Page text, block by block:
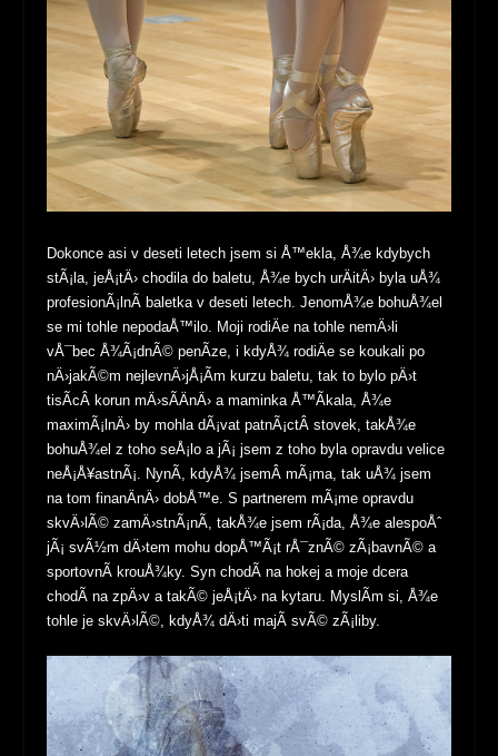
Dokonce asi v deseti letech jsem si Å™ekla, Å¾e kdybych
stÃ¡la, jeÅ¡tÄ› chodila do baletu, Å¾e bych urÄitÄ› byla uÅ¾
profesionÃ¡lnÃ­ baletka v deseti letech. JenomÅ¾e bohuÅ¾el
se mi tohle nepodaÅ™ilo. Moji rodiÄe na tohle nemÄ›li
vÅ¯bec Å¾Ã¡dnÃ© penÃ­ze, i kdyÅ¾ rodiÄe se koukali po
nÄ›jakÃ©m nejlevnÄ›jÅ¡Ã­m kurzu baletu, tak to bylo pÄ›t
tisÃ­cÂ korun mÄ›sÃ­ÄnÄ› a maminka Å™Ã­kala, Å¾e
maximÃ¡lnÄ› by mohla dÃ¡vat patnÃ¡ctÂ stovek, takÅ¾e
bohuÅ¾el z toho seÅ¡lo a jÃ¡ jsem z toho byla opravdu velice
neÅ¡Å¥astnÃ¡. NynÃ­, kdyÅ¾ jsemÂ mÃ¡ma, tak uÅ¾ jsem
na tom finanÄnÄ› dobÅ™e. S partnerem mÃ¡me opravdu
skvÄ›lÃ© zamÄ›stnÃ¡nÃ­, takÅ¾e jsem rÃ¡da, Å¾e alespoÅˆ
jÃ¡ svÃ½m dÄ›tem mohu dopÅ™Ã¡t rÅ¯znÃ© zÃ¡bavnÃ© a
sportovnÃ­ krouÅ¾ky. Syn chodÃ­ na hokej a moje dcera
chodÃ­ na zpÄ›v a takÃ© jeÅ¡tÄ› na kytaru. MyslÃ­m si, Å¾e
tohle je skvÄ›lÃ©, kdyÅ¾ dÄ›ti majÃ­ svÃ© zÃ¡liby.